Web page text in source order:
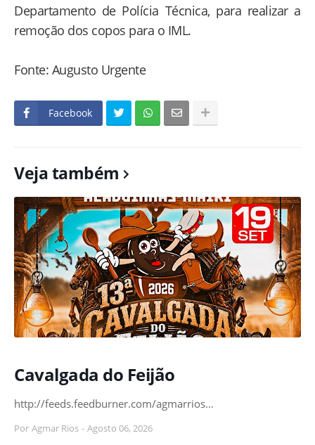
Departamento de Polícia Técnica, para realizar a
remoção dos copos para o IML.
Fonte: Augusto Urgente
Facebook
Veja também
Cavalgada do Feijão
http://feeds.feedburner.com/agmarrios…
Por Agmar Rios - Agosto 06, 2026